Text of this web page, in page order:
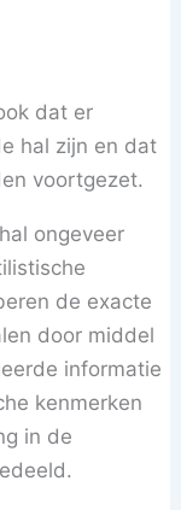
dat er
hal zijn en dat
voortgezet.
ongeveer
de exacte
door middel
informatie
kenmerken
in de